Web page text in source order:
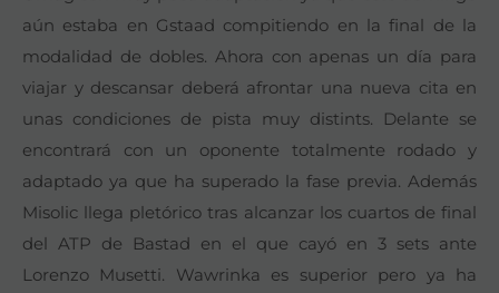
aún estaba en Gstaad compitiendo en la final de la
modalidad de dobles. Ahora con apenas un día para
viajar y descansar deberá afrontar una nueva cita en
unas condiciones de pista muy distints. Delante se
encontrará con un oponente totalmente rodado y
adaptado ya que ha superado la fase previa. Además
Misolic llega pletórico tras alcanzar los cuartos de final
del ATP de Bastad en el que cayó en 3 sets ante
Lorenzo Musetti. Wawrinka es superior pero ya ha